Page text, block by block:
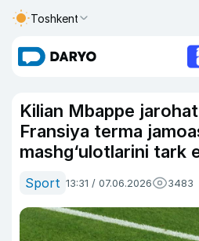
Toshkent
Kilian Mbappe
Fransiya terma
mashg‘ulotlarini tark
Sport 13:31 / 07.06.2026 3483